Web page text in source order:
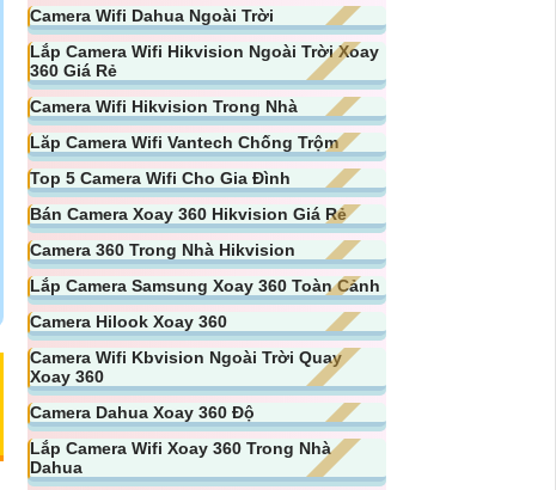
Camera Wifi Dahua Ngoài Trời
Lắp Camera Wifi Hikvision Ngoài Trời Xoay
360 Giá Rẻ
Camera Wifi Hikvision Trong Nhà
Lăp Camera Wifi Vantech Chống Trộm
Top 5 Camera Wifi Cho Gia Đình
Bán Camera Xoay 360 Hikvision Giá Rẻ
Camera 360 Trong Nhà Hikvision
Lắp Camera Samsung Xoay 360 Toàn Cảnh
Camera Hilook Xoay 360
Camera Wifi Kbvision Ngoài Trời Quay
Xoay 360
Camera Dahua Xoay 360 Độ
Lắp Camera Wifi Xoay 360 Trong Nhà
Dahua